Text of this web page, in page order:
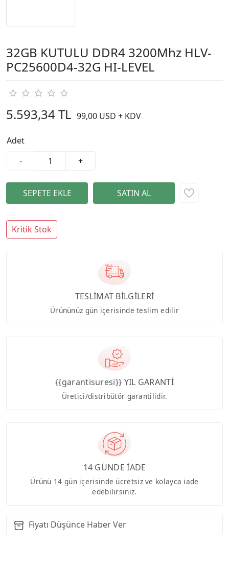
32GB KUTULU DDR4 3200Mhz HLV-
PC25600D4-32G HI-LEVEL
5.593,34 TL 99,00 USD + KDV
Adet
-
+
Kritik Stok
TESLİMAT BİLGİLERİ
Ürününüz gün içerisinde teslim edilir
{{garantisuresi}} YIL GARANTİ
Üretici/distribütör garantilidir.
14 GÜNDE İADE
Ürünü 14 gün içerisinde ücretsiz ve kolayca iade
edebilirsiniz.
Fiyatı Düşünce Haber Ver